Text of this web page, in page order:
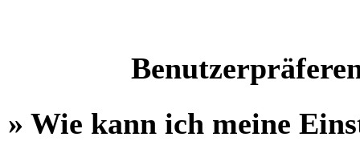
» Wie kann ich meine